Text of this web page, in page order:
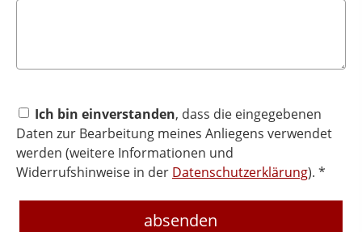
Ich bin einverstanden, dass die eingegebenen
Daten zur Bearbeitung meines Anliegens verwendet
werden (weitere Informationen und
Widerrufshinweise in der Datenschutzerklärung). *
absenden